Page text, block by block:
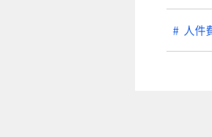
人件